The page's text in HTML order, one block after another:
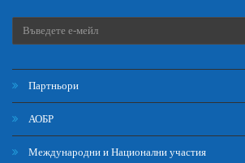
Партньори
АОБР
Международни и Национални участия